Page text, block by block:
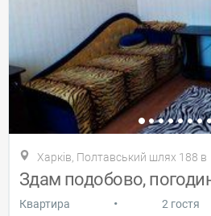
Харків, Полтавський шлях 188 в
Здам подобово,
Квартира • 2 гостя